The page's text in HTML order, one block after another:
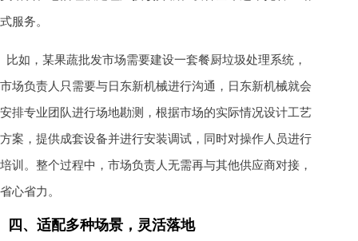
式服务。
比如，某果蔬批发市场需要建设一套餐厨垃圾处理系统，
市场负责人只需要与日东新机械进行沟通，日东新机械就会
安排专业团队进行场地勘测，根据市场的实际情况设计工艺
方案，提供成套设备并进行安装调试，同时对操作人员进行
培训。整个过程中，市场负责人无需再与其他供应商对接，
省心省力。
四、适配多种场景，灵活落地